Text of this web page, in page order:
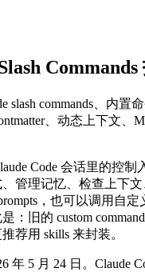
Commands
slash commands、内置
、动态上下文、
Code 会话里的控制
管理记忆、检查上下
，也可以调用自定
：旧的 custom
荐用 skills 来封装。
年 5 月 24 日。Claude